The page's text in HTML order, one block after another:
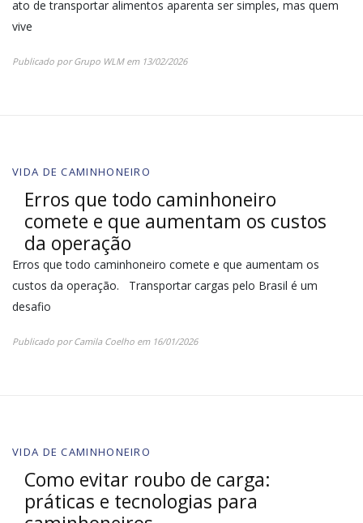
ato de transportar alimentos aparenta ser simples, mas quem
vive
Publicado porGrupo WLMem 13/02/2026
VIDA DE CAMINHONEIRO
Erros que todo caminhoneiro
comete e que aumentam os custos
da operação
Erros que todo caminhoneiro comete e que aumentam os
custos da operação. Transportar cargas pelo Brasil é um
desafio
Publicado porCamila Coelho em 16/01/2026
VIDA DE CAMINHONEIRO
Como evitar roubo de carga:
práticas e tecnologias para